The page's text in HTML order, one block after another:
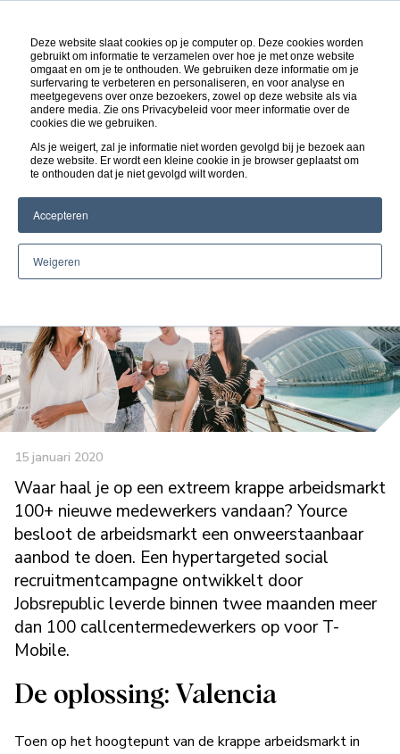
Deze website slaat cookies op je computer op. Deze cookies worden
gebruikt om informatie te verzamelen over hoe je met onze website
omgaat en om je te onthouden. We gebruiken deze informatie om je
surfervaring te verbeteren en personaliseren, en voor analyse en
meetgegevens over onze bezoekers, zowel op deze website als via
andere media. Zie ons Privacybeleid voor meer informatie over de
cookies die we gebruiken.
Als je weigert, zal je informatie niet worden gevolgd bij je bezoek aan
deze website. Er wordt een kleine cookie in je browser geplaatst om
te onthouden dat je niet gevolgd wilt worden.
Accepteren
Weigeren
In 3maandentijd100
Nederlandse callcenter
medewerkers in Valencia
15 januari 2020
Waar haal je op een extreem krappe arbeidsmarkt
100+ nieuwe medewerkers vandaan? Yource
besloot de arbeidsmarkt een onweerstaanbaar
aanbod te doen. Een hypertargeted social
recruitmentcampagne ontwikkelt door
Jobsrepublic leverde binnen twee maanden meer
dan 100 callcentermedewerkers op voor T-
Mobile.
De oplossing: Valencia
Toen op het hoogtepunt van de krappe arbeidsmarkt in